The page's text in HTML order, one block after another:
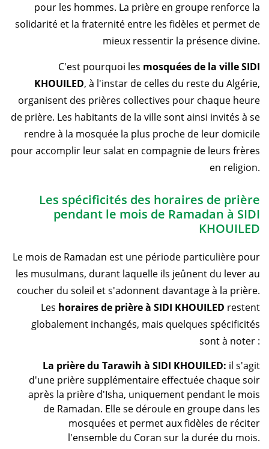
pour les hommes. La prière en groupe renforce la
solidarité et la fraternité entre les fidèles et permet de
mieux ressentir la présence divine.
C'est pourquoi les mosquées de la ville SIDI
KHOUILED, à l'instar de celles du reste du Algérie,
organisent des prières collectives pour chaque heure
de prière. Les habitants de la ville sont ainsi invités à se
rendre à la mosquée la plus proche de leur domicile
pour accomplir leur salat en compagnie de leurs frères
en religion.
Les spécificités des horaires de prière
pendant le mois de Ramadan à SIDI
KHOUILED
Le mois de Ramadan est une période particulière pour
les musulmans, durant laquelle ils jeûnent du lever au
coucher du soleil et s'adonnent davantage à la prière.
Les horaires de prière à SIDI KHOUILED restent
globalement inchangés, mais quelques spécificités
sont à noter :
La prière du Tarawih à SIDI KHOUILED: il s'agit
d'une prière supplémentaire effectuée chaque soir
après la prière d'Isha, uniquement pendant le mois
de Ramadan. Elle se déroule en groupe dans les
mosquées et permet aux fidèles de réciter
l'ensemble du Coran sur la durée du mois.